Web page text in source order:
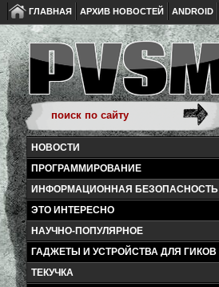
ГЛАВНАЯ АРХИВ НОВОСТЕЙ ANDROID
НОВОСТИ
ПРОГРАММИРОВАНИЕ
ИНФОРМАЦИОННАЯ БЕЗОПАСНОСТЬ
ЭТО ИНТЕРЕСНО
НАУЧНО-ПОПУЛЯРНОЕ
ГАДЖЕТЫ И УСТРОЙСТВА ДЛЯ ГИКОВ
ТЕКУЧКА